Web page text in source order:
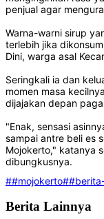
penjual agar
Warna-warni sirup
terlebih jika
Dini, warga asal
Seringkali ia dan
momen masa
dijajakan depan
"Enak, sensasi
sampai antre beli es
Mojokerto," katanya
dibungkusnya.
##mojokerto
Berita Lainnya